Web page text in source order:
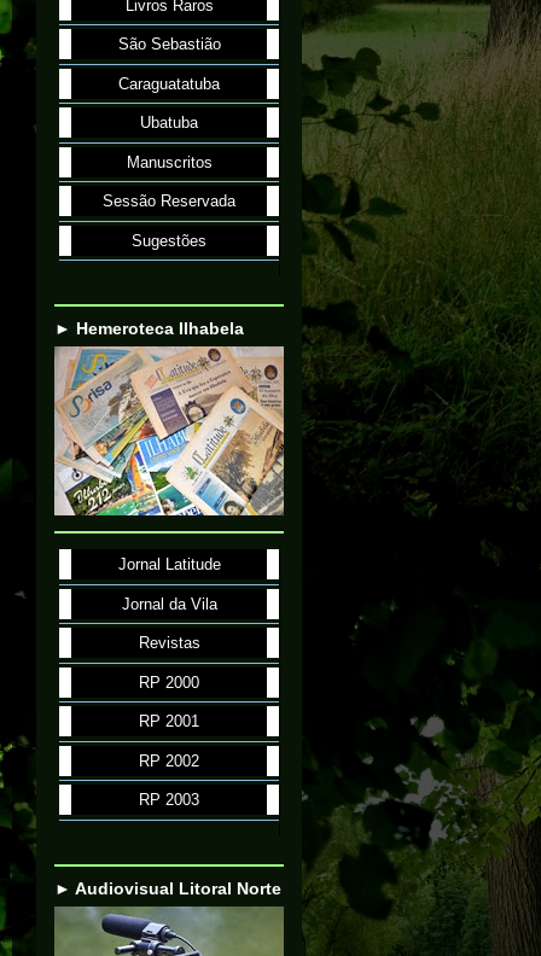
Livros Raros
São Sebastião
Caraguatatuba
Ubatuba
Manuscritos
Sessão Reservada
Sugestões
► Hemeroteca Ilhabela
Jornal Latitude
Jornal da Vila
Revistas
RP 2000
RP 2001
RP 2002
RP 2003
► Audiovisual Litoral Norte